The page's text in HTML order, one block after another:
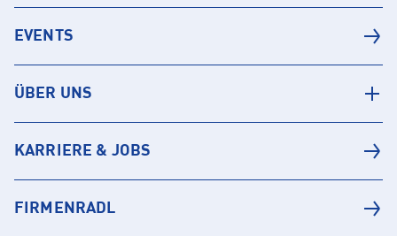
EVENTS
ÜBER UNS
KARRIERE & JOBS
FIRMENRADL